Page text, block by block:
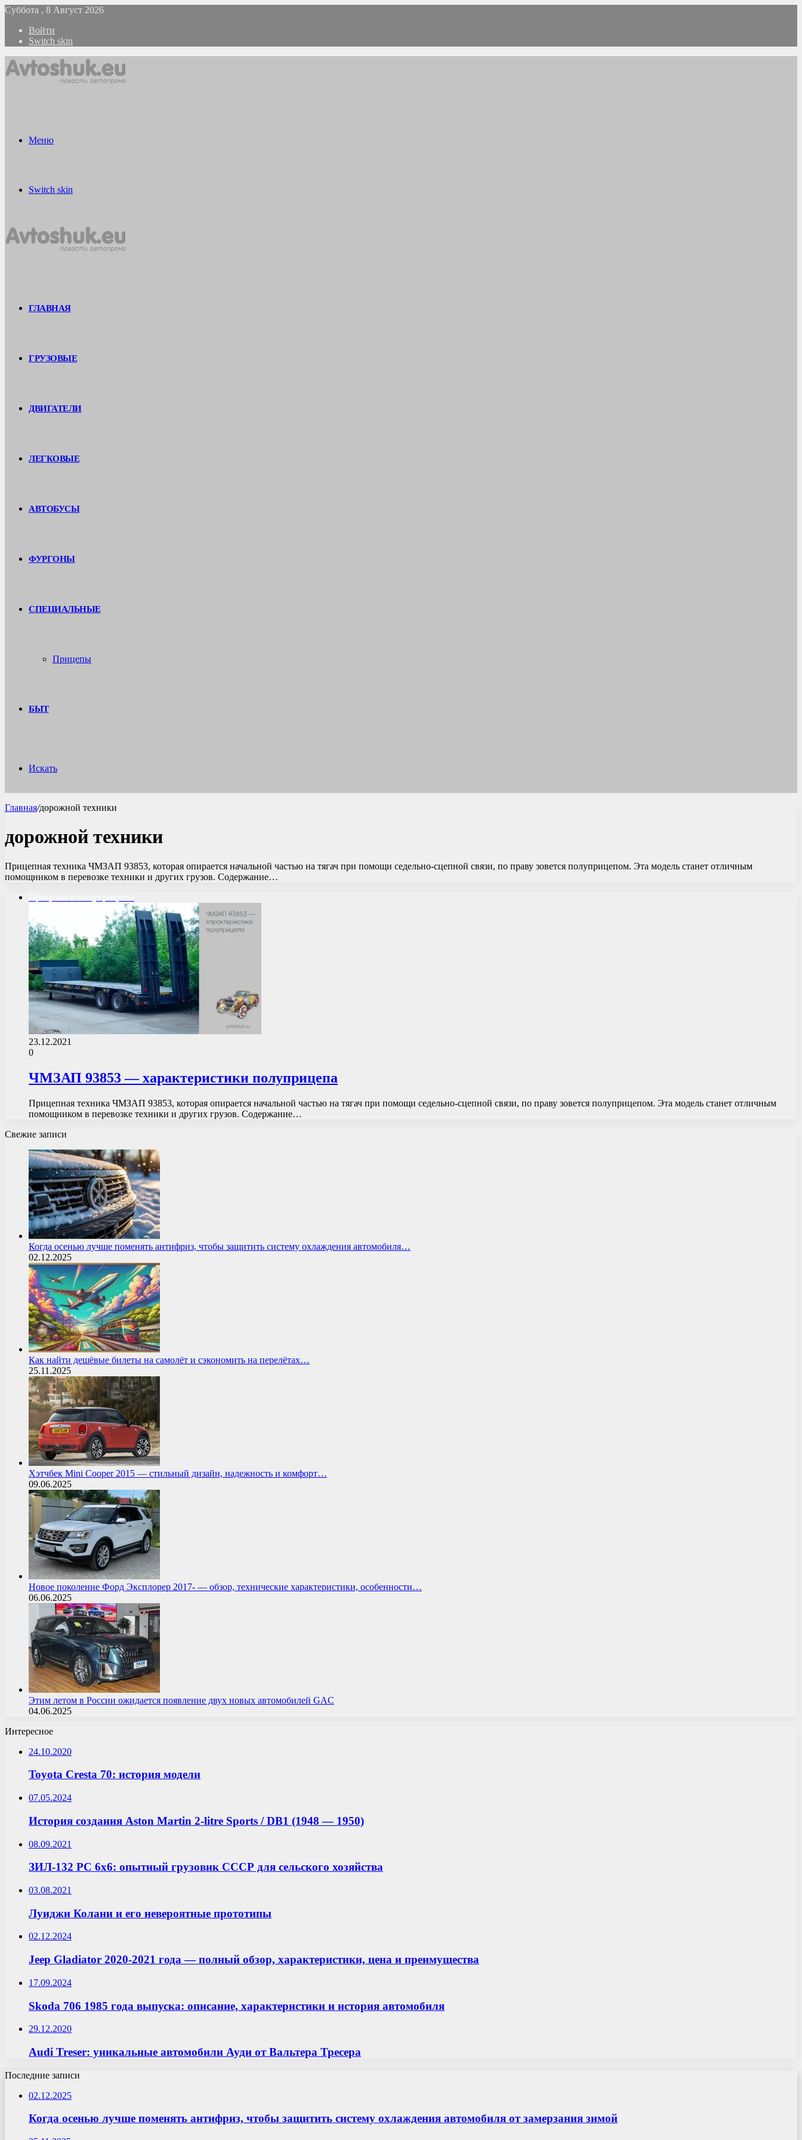
Суббота , 8 Август 2026
Войти
Switch skin
Меню
Switch skin
ГЛАВНАЯ
ГРУЗОВЫЕ
ДВИГАТЕЛИ
ЛЕГКОВЫЕ
АВТОБУСЫ
ФУРГОНЫ
СПЕЦИАЛЬНЫЕ
Прицепы
БЫТ
Искать
Главная/дорожной техники
дорожной техники
Прицепная техника ЧМЗАП 93853, которая опирается начальной частью на тягач при помощи седельно-сцепной связи, по праву зовется полуприцепом. Эта модель станет отличным
помощником в перевозке техники и других грузов. Содержание…
23.12.2021
0
ЧМЗАП 93853 — характеристики полуприцепа
Прицепная техника ЧМЗАП 93853, которая опирается начальной частью на тягач при помощи седельно-сцепной связи, по праву зовется полуприцепом. Эта модель станет отличным
помощником в перевозке техники и других грузов. Содержание…
Свежие записи
Когда осенью лучше поменять антифриз, чтобы защитить систему охлаждения автомобиля…
02.12.2025
Как найти дешёвые билеты на самолёт и сэкономить на перелётах…
25.11.2025
Хэтчбек Mini Cooper 2015 — стильный дизайн, надежность и комфорт…
09.06.2025
Новое поколение Форд Эксплорер 2017- — обзор, технические характеристики, особенности…
06.06.2025
Этим летом в России ожидается появление двух новых автомобилей GAC
04.06.2025
Интересное
24.10.2020
Toyota Cresta 70: история модели
07.05.2024
История создания Aston Martin 2-litre Sports / DB1 (1948 — 1950)
08.09.2021
ЗИЛ-132 РС 6х6: опытный грузовик СССР для сельского хозяйства
03.08.2021
Луиджи Колани и его невероятные прототипы
02.12.2024
Jeep Gladiator 2020-2021 года — полный обзор, характеристики, цена и преимущества
17.09.2024
Skoda 706 1985 года выпуска: описание, характеристики и история автомобиля
29.12.2020
Audi Treser: уникальные автомобили Ауди от Вальтера Тресера
Последние записи
02.12.2025
Когда осенью лучше поменять антифриз, чтобы защитить систему охлаждения автомобиля от замерзания зимой